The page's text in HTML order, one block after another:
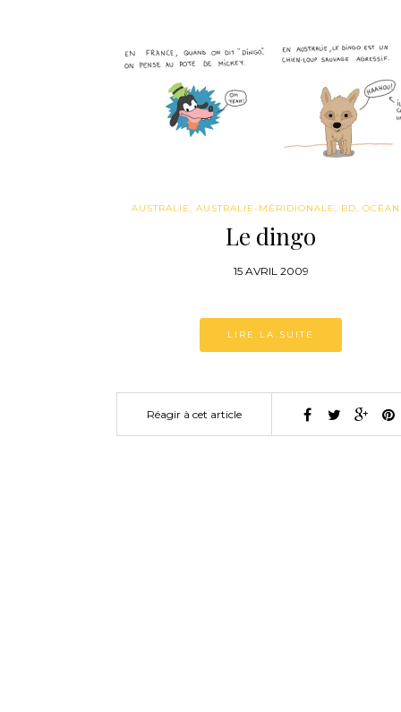
AUSTRALIE, AUSTRALIE-MÉRIDIONALE, BD,
Le dingo
15 AVRIL 2009
LIRE LA SUITE
Réagir à cet article